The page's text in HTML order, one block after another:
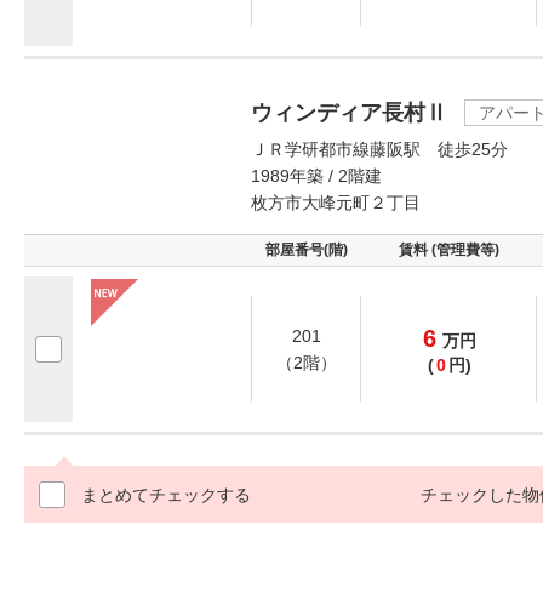
ウィンディア長村Ⅱ
アパー
ＪＲ学研都市線藤阪駅 徒歩25分
1989年築 / 2階建
枚方市大峰元町２丁目
部屋番号(階) 賃料 (管理費等)
201
（2階）
6 万円
(0 円)
まとめてチェックする チェックした物